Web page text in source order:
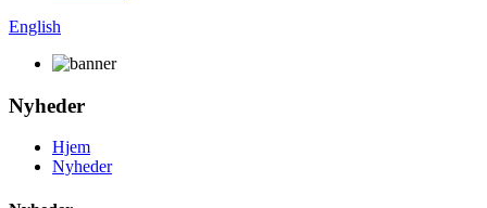
English
Nyheder
Hjem
Nyheder